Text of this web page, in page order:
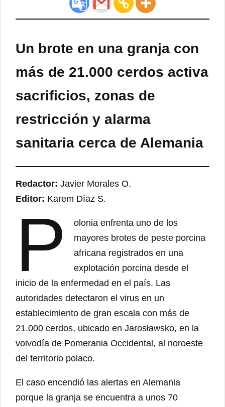
Un brote en una granja con
más de 21.000 cerdos activa
sacrificios, zonas de
restricción y alarma
sanitaria cerca de Alemania
Redactor: Javier Morales O.
Editor: Karem Díaz S.
P
olonia enfrenta uno de los
mayores brotes de peste porcina
africana registrados en una
explotación porcina desde el
inicio de la enfermedad en el país. Las
autoridades detectaron el virus en un
establecimiento de gran escala con más de
21.000 cerdos, ubicado en Jarosławsko, en la
voivodía de Pomerania Occidental, al noroeste
del territorio polaco.
El caso encendió las alertas en Alemania
porque la granja se encuentra a unos 70